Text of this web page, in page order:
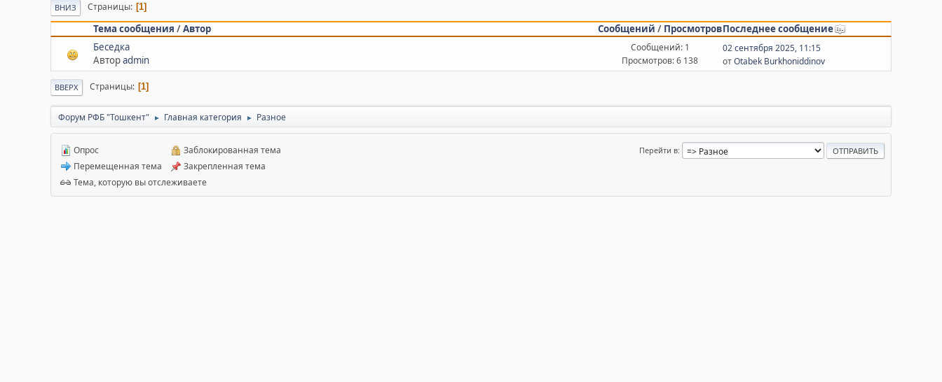
ВНИЗ Страницы 1
Тема сообщения /Автор Сообщений / ПросмотровПоследнее сообщение
Беседка
Авторadmin
Сообщений: 1
Просмотров: 6 138
02 сентября 2025, 11:15
отOtabek Burkhoniddinov
ВВЕРХ Страницы 1
Форум РФБ "Тошкент" ► Главная категория ► Разное
Перейти в
Опрос
Перемещенная тема
Заблокированная тема
Закрепленная тема
Тема, которую вы отслеживаете